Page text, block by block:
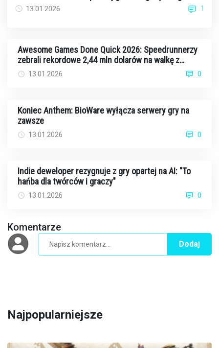
13.01.2026 1
Awesome Games Done Quick 2026: Speedrunnerzy
zebrali rekordowe 2,44 mln dolarów na walkę z
rakiem13.01.2026 0
Koniec Anthem: BioWare wyłącza serwery gry na
zawsze
13.01.2026 0
Indie deweloper rezygnuje z gry opartej na AI: "To
hańba dla twórców i graczy"
13.01.2026 0
Komentarze
Dodaj
Najpopularniejsze